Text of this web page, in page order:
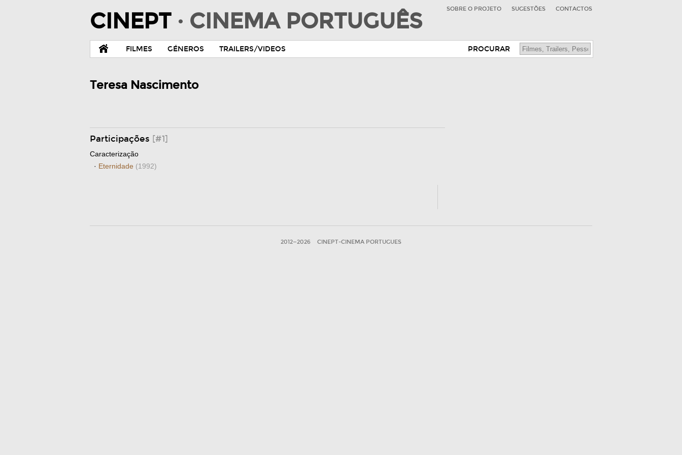
CINEPT · CINEMA PORTUGUÊS SOBRE O PROJETO SUGESTÕES CONTACTOS
FILMES GÉNEROS TRAILERS/VIDEOS PROCURAR
Teresa Nascimento
Participações [#1]
Caracterização
· Eternidade (1992)
2012—2026 CINEPT-CINEMA PORTUGUES